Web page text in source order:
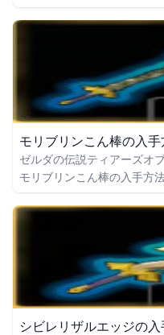
掲載しています。
モリブリンこん棒の入
ゼルダの伝説ティアーズオ
モリブリンこん棒の入手方
力についても掲載していま
シビレリザルエッジの